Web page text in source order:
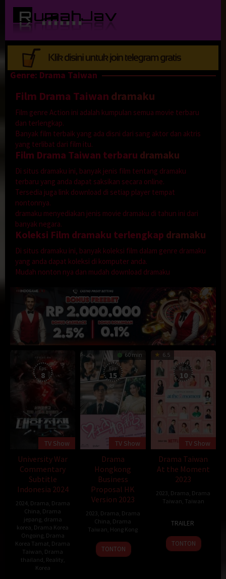
Loncat
konten
Genre: Drama Taiwan
Film Drama Taiwan dramaku
Film genre Action ini adalah kumpulan semua movie terbaru
dan terlengkap.
Banyak film terbaik yang ada disni dari sang aktor dan aktris
yang terlibat dari film itu.
Film Drama Taiwan terbaru dramaku
Di situs dramaku ini, banyak jenis film tentang dramaku
terbaru yang anda dapat saksikan secara online.
Tersedia juga link download di setiap player tempat
nontonnya.
dramaku menyediakan jenis movie dramaku di tahun ini dari
banyak negara.
Koleksi Film dramaku terlengkap dramaku
Di situs dramaku ini, banyak koleksi film dalam genre dramaku
yang anda dapat koleksi di komputer anda.
Mudah nonton nya dan mudah download dramaku
Eps:
8
TV Show
University War
Commentary
Subtitle
Indonesia 2024
2024 Drama Drama
China Drama
jepang, drama
korea Drama Korea
Ongoing, Drama
Korea Tamat Drama
Taiwan Drama
thailand Reality
Korea
60 min
Eps:
15
TV Show
Drama
Hongkong
Business
Proposal HK
Version 2023
2023 Drama Drama
China Drama
Taiwan Hong Kong
27
Nov
Gurt
Wong
TONTON
6.5
Eps:
10
TV Show
Drama Taiwan
At the Moment
2023
2023 Drama Drama
Taiwan Taiwan
2023
TRAILER
TONTON